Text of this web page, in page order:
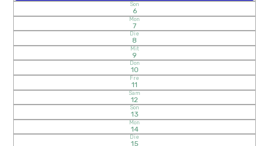
Son
6
Mon
7
Die
8
Mit
9
Don
10
Fre
11
Sam
12
Son
13
Mon
14
Die
15